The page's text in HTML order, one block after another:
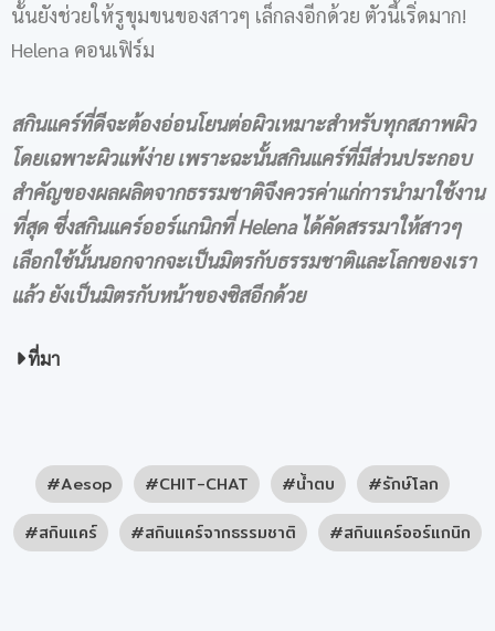
นั้นยังช่วยให้รูขุมขนของสาวๆ เล็กลงอีกด้วย ตัวนี้เริ่ดมาก!
Helena คอนเฟิร์ม
สกินแคร์ที่ดีจะต้องอ่อนโยนต่อผิวเหมาะสำหรับทุกสภาพผิว
โดยเฉพาะผิวแพ้ง่าย เพราะฉะนั้นสกินแคร์ที่มีส่วนประกอบ
สำคัญของผลผลิตจากธรรมชาติจึงควรค่าแก่การนำมาใช้งาน
ที่สุด ซึ่งสกินแคร์ออร์แกนิกที่ Helena ได้คัดสรรมาให้สาวๆ
เลือกใช้นั้นนอกจากจะเป็นมิตรกับธรรมชาติและโลกของเรา
แล้ว ยังเป็นมิตรกับหน้าของซิสอีกด้วย
ที่มา
Aesop CHIT-CHAT น้ำตบ
รักษ์โลก
สกินแคร์
สกินแคร์จากธรรมชาติ สกินแคร์ออร์แกนิก